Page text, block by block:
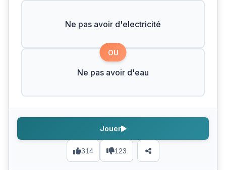
Ne pas avoir d'electricité
OU
Ne pas avoir d'eau
314 123
Jouer